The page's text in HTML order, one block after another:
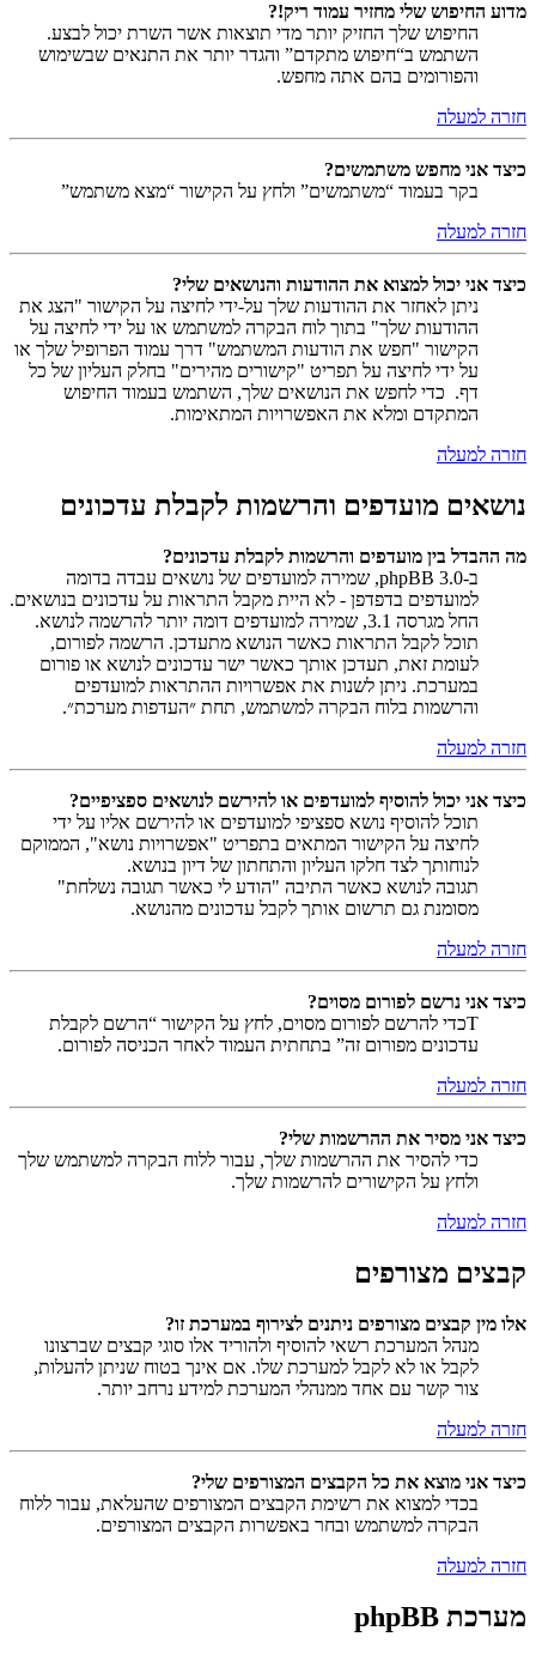
מדוע החיפוש שלי מחזיר עמוד ריק!?
החיפוש שלך החזיק יותר מדי תוצאות אשר השרת יכול לבצע.
השתמש ב“חיפוש מתקדם” והגדר יותר את התנאים שבשימוש
והפורומים בהם אתה מחפש.
חזרה למעלה
כיצד אני מחפש משתמשים?
בקר בעמוד “משתמשים” ולחץ על הקישור “מצא משתמש”
חזרה למעלה
כיצד אני יכול למצוא את ההודעות והנושאים שלי?
ניתן לאחזר את ההודעות שלך על-ידי לחיצה על הקישור "הצג את
ההודעות שלך" בתוך לוח הבקרה למשתמש או על ידי לחיצה על
הקישור "חפש את הודעות המשתמש" דרך עמוד הפרופיל שלך או
על ידי לחיצה על תפריט "קישורים מהירים" בחלק העליון של כל
דף. כדי לחפש את הנושאים שלך, השתמש בעמוד החיפוש
המתקדם ומלא את האפשרויות המתאימות.
חזרה למעלה
נושאים מועדפים והרשמות לקבלת עדכונים
מה ההבדל בין מועדפים והרשמות לקבלת עדכונים?
ב-phpBB 3.0, שמירה למועדפים של נושאים עבדה בדומה
למועדפים בדפדפן - לא היית מקבל התראות על עדכונים בנושאים.
החל מגרסה 3.1, שמירה למועדפים דומה יותר להרשמה לנושא.
תוכל לקבל התראות כאשר הנושא מתעדכן. הרשמה לפורום,
לעומת זאת, תעדכן אותך כאשר ישר עדכונים לנושא או פורום
במערכת. ניתן לשנות את אפשרויות ההתראות למועדפים
והרשמות בלוח הבקרה למשתמש, תחת ״העדפות מערכת״.
חזרה למעלה
כיצד אני יכול להוסיף למועדפים או להירשם לנושאים ספציפיים?
תוכל להוסיף נושא ספציפי למועדפים או להירשם אליו על ידי
לחיצה על הקישור המתאים בתפריט "אפשרויות נושא", הממוקם
לנוחותך לצד חלקו העליון והתחתון של דיון בנושא.
תגובה לנושא כאשר התיבה "הודע לי כאשר תגובה נשלחת"
מסומנת גם תרשום אותך לקבל עדכונים מהנושא.
חזרה למעלה
כיצד אני נרשם לפורום מסוים?
Tכדי להרשם לפורום מסוים, לחץ על הקישור “הרשם לקבלת
עדכונים מפורום זה” בתחתית העמוד לאחר הכניסה לפורום.
חזרה למעלה
כיצד אני מסיר את ההרשמות שלי?
כדי להסיר את ההרשמות שלך, עבור ללוח הבקרה למשתמש שלך
ולחץ על הקישורים להרשמות שלך.
חזרה למעלה
קבצים מצורפים
אלו מין קבצים מצורפים ניתנים לצירוף במערכת זו?
מנהל המערכת רשאי להוסיף ולהוריד אלו סוגי קבצים שברצונו
לקבל או לא לקבל למערכת שלו. אם אינך בטוח שניתן להעלות,
צור קשר עם אחד ממנהלי המערכת למידע נרחב יותר.
חזרה למעלה
כיצד אני מוצא את כל הקבצים המצורפים שלי?
בכדי למצוא את רשימת הקבצים המצורפים שהעלאת, עבור ללוח
הבקרה למשתמש ובחר באפשרות הקבצים המצורפים.
חזרה למעלה
מערכת phpBB